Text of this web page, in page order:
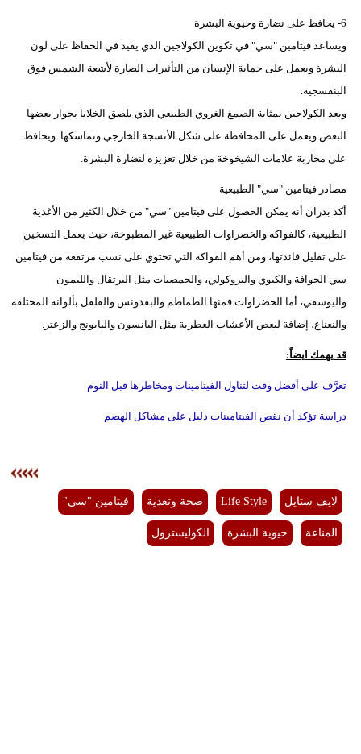
6- يحافظ على نضارة وحيوية البشرة
ويساعد فيتامين "سي" في تكوين الكولاجين الذي يفيد في الحفاظ على لون
البشرة ويعمل على حماية الإنسان من التأثيرات الضارة لأشعة الشمس فوق
البنفسجية.
ويعد الكولاجين بمثابة الصمغ الغروي الطبيعي الذي يلصق الخلايا بجوار بعضها
البعض ويعمل على المحافظة على شكل الأنسجة الخارجي وتماسكها. ويحافظ
على محاربة علامات الشيخوخة من خلال تعزيزه لنضارة البشرة.
مصادر فيتامين "سي" الطبيعية
أكد بدران أنه يمكن الحصول على فيتامين "سي" من خلال الكثير من الأغذية
الطبيعية، كالفواكه والخضراوات الطبيعية غير المطبوخة، حيث يعمل التسخين
على تقليل فائدتها، ومن أهم الفواكه التي تحتوي على نسب مرتفعة من فيتامين
سي الجوافة والكيوي والبروكولي، والحمضيات مثل البرتقال والليمون
واليوسفي، أما الخضراوات فمنها الطماطم والبقدونس والفلفل بألوانه المختلفة
والنعناع، إضافة لبعض الأعشاب العطرية مثل اليانسون والبابونج والزعتر.
قد يهمك ايضاً:
تعرَّف على أفضل وقت لتناول الفيتامينات ومخاطرها قبل النوم
دراسة تؤكد أن نقص الفيتامينات دليل على مشاكل الهضم
لايف ستايل Life Style صحة وتغذية فيتامين "سي"
المناعة حيوية البشرة الكوليسترول